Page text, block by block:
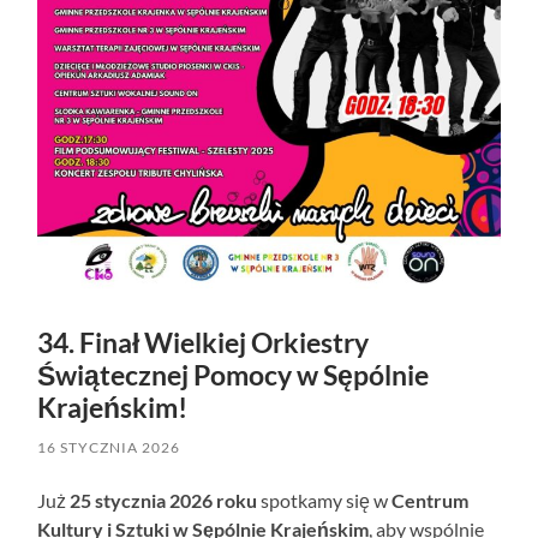
34. Finał Wielkiej Orkiestry
Świątecznej Pomocy w Sępólnie
Krajeńskim!
16 STYCZNIA 2026
Już 25 stycznia 2026 roku spotkamy się wCentrum
Kultury i Sztuki w Sępólnie Krajeńskim, aby wspólnie